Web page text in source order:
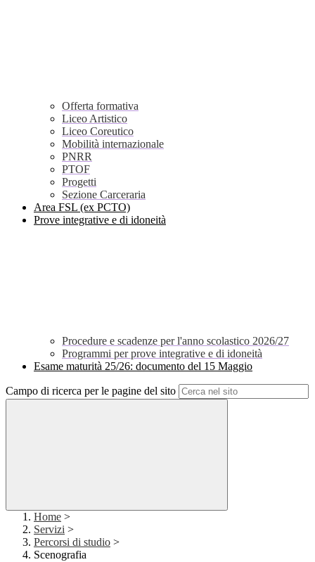
Offerta formativa
Liceo Artistico
Liceo Coreutico
Mobilità internazionale
PNRR
PTOF
Progetti
Sezione Carceraria
Area FSL (ex PCTO)
Prove integrative e di idoneità
Procedure e scadenze per l'anno scolastico 2026/27
Programmi per prove integrative e di idoneità
Esame maturità 25/26: documento del 15 Maggio
Campo di ricerca per le pagine del sito
Home >
Servizi >
Percorsi di studio >
Scenografia